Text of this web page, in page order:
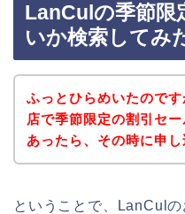
LanCulの季節限
いか検索してみ
ふっとひらめいたので
店で季節限定の割引セ
あったら、その時に申
ということで、LanCul